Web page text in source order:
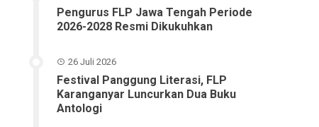
Pengurus FLP Jawa Tengah Periode
2026-2028 Resmi Dikukuhkan
26 Juli 2026
Festival Panggung Literasi, FLP
Karanganyar Luncurkan Dua Buku
Antologi